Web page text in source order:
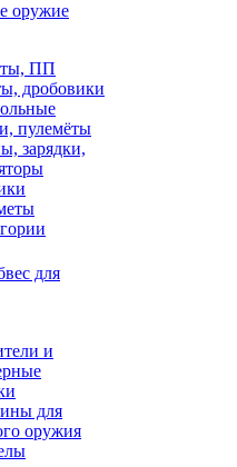
оружие
ПП
дробовики
пулемёты
зарядки,
для
и
для
оружия